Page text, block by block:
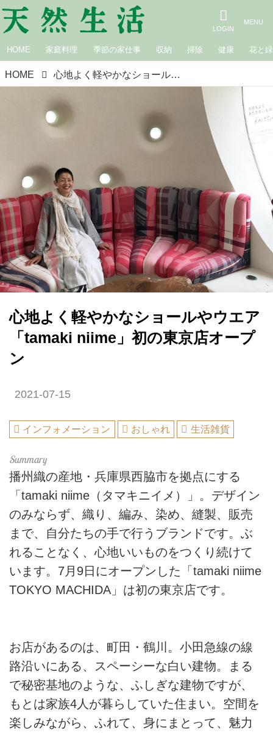
HOME 家庭料理 季節の家仕事 収納 掃除 健康 花と緑
HOME 心地よく軽やかなショールやウエア「tamaki niime」初の東京店オープン
心地よく軽やかなショールやウエア
「tamaki niime」初の東京店オープ
ン
2021-07-15
インフォメーション おしゃれ 生活雑貨
播州織の産地・兵庫県西脇市を拠点にする
「tamaki niime（タマキニイメ）」。デザイン
のみならず、織り、編み、染め、縫製、販売
まで、自分たちの手で行うブランドです。ぶ
れることなく、心地いいものをつくり続けて
います。7月9日にオープンした「tamaki niime
TOKYO MACHIDA」は初の東京店です。
お店があるのは、町田・鶴川。小田急線の線
路沿いにある、スペーシーな白い建物。まる
で秘密基地のような、ふしぎな建物ですが、
もとは家族4人が暮らしていた住まい。空間を
楽しみながら、ふれて、身にまとって、魅力